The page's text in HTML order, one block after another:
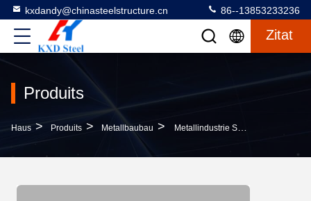
kxdandy@chinasteelstructure.cn 86--13853233236
Zitat
Produits
Haus > Produits > Metallbaubau > Metallindustrie Struktur Stahlrahmen Landwirtschaftliche Gebäude Bauwerkstätten Lagerlager